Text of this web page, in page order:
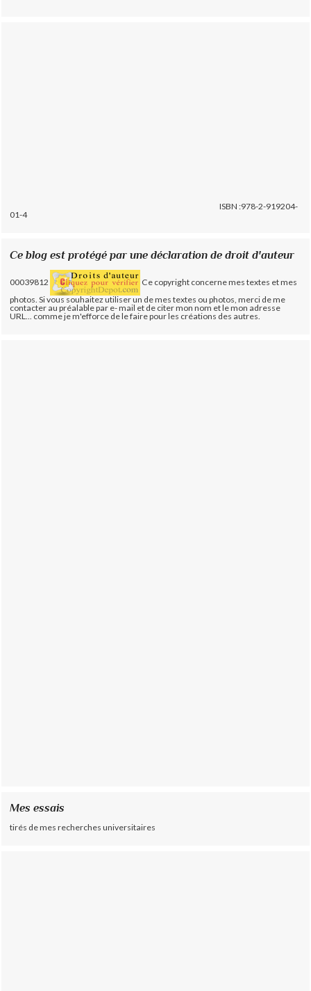
ISBN :978-2-919204-
01-4
Ce blog est protégé par une déclaration de droit d'auteur
00039812
Ce copyright concerne mes textes et mes
photos. Si vous souhaitez utiliser un de mes textes ou photos, merci de me
contacter au préalable par e- mail et de citer mon nom et le mon adresse
URL... comme je m'efforce de le faire pour les créations des autres.
Mes essais
tirés de mes recherches universitaires